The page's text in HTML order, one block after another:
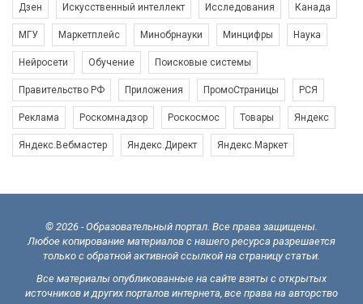
Дзен Искусственный интеллект Исследования Канада
МГУ Маркетплейс Минобрнауки Минцифры Наука
Нейросети Обучение Поисковые системы
Правительство РФ Приложения ПромоСтраницы РСЯ
Реклама Роскомнадзор Роскосмос Товары Яндекс
Яндекс.Вебмастер Яндекс.Директ Яндекс.Маркет
© 2026 - Образовательный портал. Все права защищены.
Любое копирование материалов с нашего ресурса разрешается
только с обратной активной ссылкой на страницу статьи.
Все материалы опубликованные на сайте взяты с открытых
источников и других порталов интернета, все права на авторство